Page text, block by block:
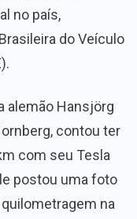
no país,
do Veículo
alemão Hansjörg
contou ter
com seu Tesla
postou uma foto
na